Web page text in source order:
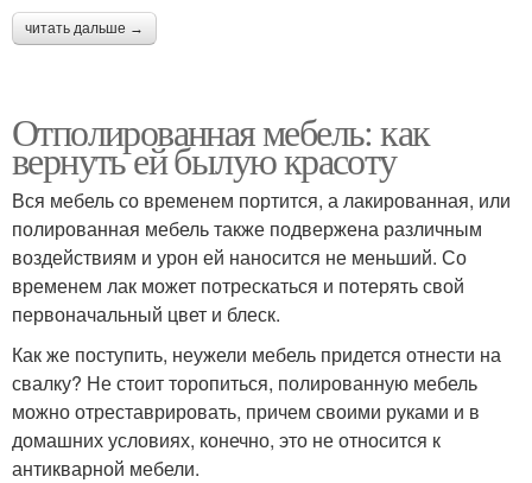
читать дальше →
Отполированная мебель: как
вернуть ей былую красоту
Вся мебель со временем портится, а лакированная, или
полированная мебель также подвержена различным
воздействиям и урон ей наносится не меньший. Со
временем лак может потрескаться и потерять свой
первоначальный цвет и блеск.
Как же поступить, неужели мебель придется отнести на
свалку? Не стоит торопиться, полированную мебель
можно отреставрировать, причем своими руками и в
домашних условиях, конечно, это не относится к
антикварной мебели.